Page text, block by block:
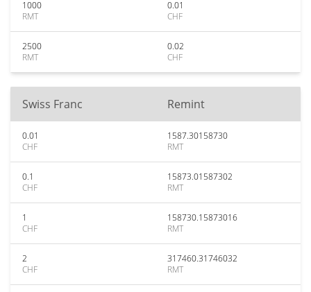
1000
RMT
0.01
CHF
2500
RMT
0.02
CHF
Swiss Franc Remint
0.01
CHF
1587.30158730
RMT
0.1
CHF
15873.01587302
RMT
1
CHF
158730.15873016
RMT
2
CHF
317460.31746032
RMT